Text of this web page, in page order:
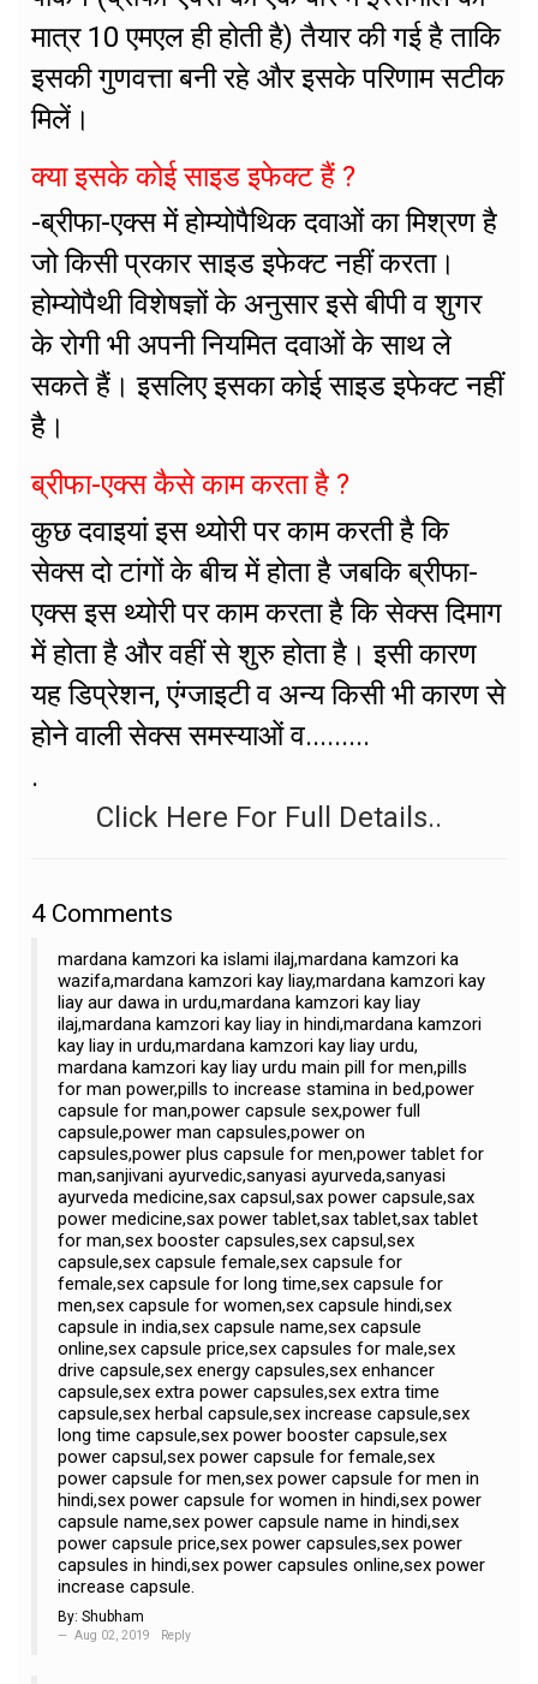
मात्र 10 एमएल ही होती है) तैयार की गई है ताकि
इसकी गुणवत्ता बनी रहे और इसके परिणाम सटीक
मिलें।
क्या इसके कोई साइड इफेक्ट हैं ?
-ब्रीफा-एक्स में होम्योपैथिक दवाओं का मिश्रण है
जो किसी प्रकार साइड इफेक्ट नहीं करता।
होम्योपैथी विशेषज्ञों के अनुसार इसे बीपी व शुगर
के रोगी भी अपनी नियमित दवाओं के साथ ले
सकते हैं। इसलिए इसका कोई साइड इफेक्ट नहीं
है।
ब्रीफा-एक्स कैसे काम करता है ?
कुछ दवाइयां इस थ्योरी पर काम करती है कि
सेक्स दो टांगों के बीच में होता है जबकि ब्रीफा-
एक्स इस थ्योरी पर काम करता है कि सेक्स दिमाग
में होता है और वहीं से शुरु होता है। इसी कारण
यह डिप्रेशन, एंग्जाइटी व अन्य किसी भी कारण से
होने वाली सेक्स समस्याओं व.........
.
Click Here For Full Details..
4 Comments
mardana kamzori ka islami ilaj,mardana kamzori ka
wazifa,mardana kamzori kay liay,mardana kamzori kay
liay aur dawa in urdu,mardana kamzori kay liay
ilaj,mardana kamzori kay liay in hindi,mardana kamzori
kay liay in urdu,mardana kamzori kay liay urdu,
mardana kamzori kay liay urdu main pill for men,pills
for man power,pills to increase stamina in bed,power
capsule for man,power capsule sex,power full
capsule,power man capsules,power on
capsules,power plus capsule for men,power tablet for
man,sanjivani ayurvedic,sanyasi ayurveda,sanyasi
ayurveda medicine,sax capsul,sax power capsule,sax
power medicine,sax power tablet,sax tablet,sax tablet
for man,sex booster capsules,sex capsul,sex
capsule,sex capsule female,sex capsule for
female,sex capsule for long time,sex capsule for
men,sex capsule for women,sex capsule hindi,sex
capsule in india,sex capsule name,sex capsule
online,sex capsule price,sex capsules for male,sex
drive capsule,sex energy capsules,sex enhancer
capsule,sex extra power capsules,sex extra time
capsule,sex herbal capsule,sex increase capsule,sex
long time capsule,sex power booster capsule,sex
power capsul,sex power capsule for female,sex
power capsule for men,sex power capsule for men in
hindi,sex power capsule for women in hindi,sex power
capsule name,sex power capsule name in hindi,sex
power capsule price,sex power capsules,sex power
capsules in hindi,sex power capsules online,sex power
increase capsule.
By: Shubham
Aug 02, 2019 Reply